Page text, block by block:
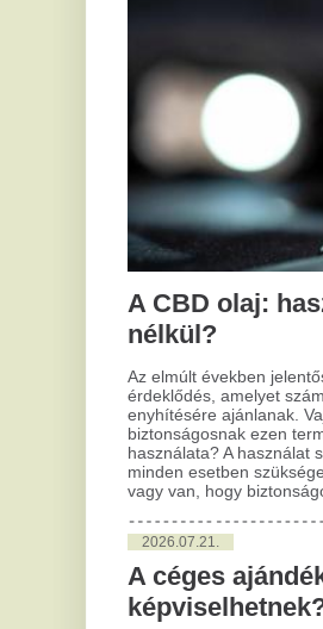
A CBD olaj:
Az elmúlt években jelentősen nőtt
érdeklődés, amelyet számos
enyhítésére ajánlanak. Vajon
biztonságosnak ezen termékek
használata? A használat során
minden esetben szükséges-e
vagy van, hogy biztonságosan
A céges ajándékok
képviselhetnek?
A legtöbb vállalat, amikor az
csak egy újabb kipipálandó
sokak számára nem világos,
stratégiai jelentőséggel
hogy egy gondosan kiválasztott
emlék, hanem értékes üzenetet
kultúrájáról és az alkalmazottak
Mennyibe kerül a
megoldás a modern
Gondolt már arra, hogy milyen
nem kellene a fűnyírással